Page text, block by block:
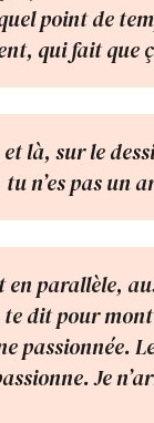
point de
qui fait que
là, sur le
n’es pas un
parallèle,
dit pour
passionnée.
Je